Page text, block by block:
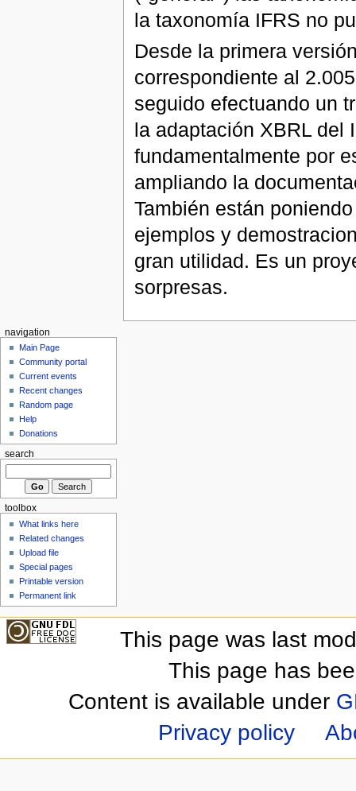
la taxonomía IFRS no
Desde la primera
correspondiente al
seguido efectuando un
la adaptación XBRL del
fundamentalmente por
ampliando la
También están
ejemplos y
gran utilidad. Es un
sorpresas.
navigation
Main Page
Community portal
Current events
Recent changes
Random page
Help
Donations
search
toolbox
What links here
Related changes
Upload file
Special pages
Printable version
Permanent link
This page was last
This page has
Content is available under
Privacy policy